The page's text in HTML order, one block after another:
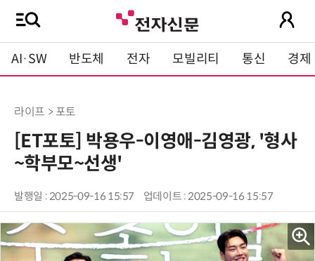
AI·SW 반도체 전자 모빌리티 통신 경제
라이프 > 포토
[ET포토] 박용우-이영애-김영광, '형사
~학부모~선생'
발행일 : 2025-09-16 15:57 업데이트 : 2025-09-16 15:57